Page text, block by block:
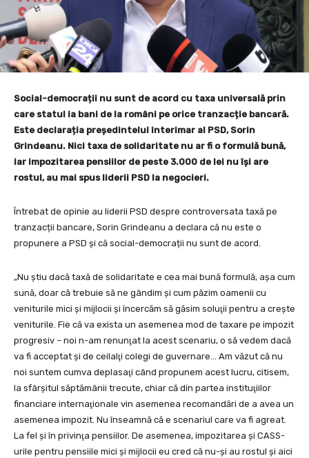
Social-democrații nu sunt de acord cu taxa universală prin
care statul ia bani de la români pe orice tranzacție bancară.
Este declarația președintelui interimar al PSD, Sorin
Grindeanu. Nici taxa de solidaritate nu ar fi o formulă bună,
iar impozitarea pensiilor de peste 3.000 de lei nu își are
rostul, au mai spus liderii PSD la negocieri.
Întrebat de opinie au liderii PSD despre controversata taxă pe
tranzacții bancare, Sorin Grindeanu a declara că nu este o
propunere a PSD și că social-democrații nu sunt de acord.
„Nu ştiu dacă taxă de solidaritate e cea mai bună formulă, aşa cum
sună, doar că trebuie să ne gândim şi cum păzim oamenii cu
veniturile mici şi mijlocii şi încercăm să găsim soluţii pentru a creşte
veniturile. Fie că va exista un asemenea mod de taxare pe impozit
progresiv – noi n-am renunţat la acest scenariu, o să vedem dacă
va fi acceptat şi de ceilalţi colegi de guvernare… Am văzut că nu
noi suntem cumva deplasaţi când propunem acest lucru, citisem,
la sfârşitul săptămânii trecute, chiar că din partea instituţiilor
financiare internaţionale vin asemenea recomandări de a avea un
asemenea impozit. Nu înseamnă că e scenariul care va fi agreat.
La fel şi în privinţa pensiilor. De asemenea, impozitarea şi CASS-
urile pentru pensiile mici şi mijlocii eu cred că nu-şi au rostul şi aici